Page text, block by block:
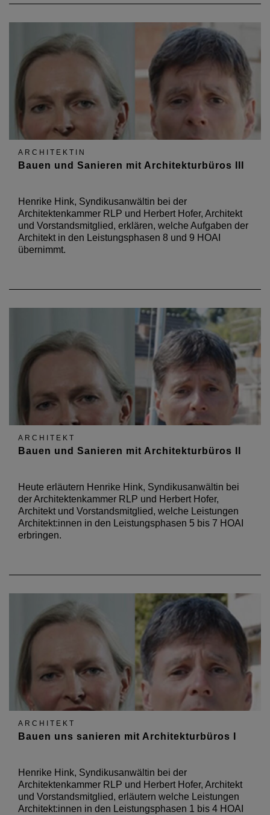
ARCHITEKTIN
Bauen und Sanieren mit Architekturbüros III
Henrike Hink, Syndikusanwältin bei der
Architektenkammer RLP und Herbert Hofer, Architekt
und Vorstandsmitglied, erklären, welche Aufgaben der
Architekt in den Leistungsphasen 8 und 9 HOAI
übernimmt.
ARCHITEKT
Bauen und Sanieren mit Architekturbüros II
Heute erläutern Henrike Hink, Syndikusanwältin bei
der Architektenkammer RLP und Herbert Hofer,
Architekt und Vorstandsmitglied, welche Leistungen
Architekt:innen in den Leistungsphasen 5 bis 7 HOAI
erbringen.
ARCHITEKT
Bauen uns sanieren mit Architekturbüros I
Henrike Hink, Syndikusanwältin bei der
Architektenkammer RLP und Herbert Hofer, Architekt
und Vorstandsmitglied, erläutern welche Leistungen
Architekt:innen in den Leistungsphasen 1 bis 4 HOAI